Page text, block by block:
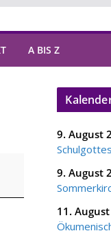
A BIS Z
9. August
9. August
11.